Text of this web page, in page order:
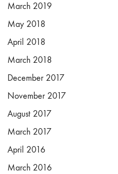
March 2019
May 2018
April 2018
March 2018
December 2017
November 2017
August 2017
March 2017
April 2016
March 2016